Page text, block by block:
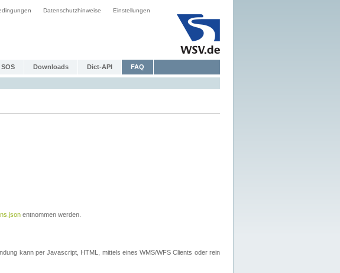
Datenschutzhinweise Einstellungen
SOS Downloads Dict-API FAQ
entnommen werden.
kann per Javascript, HTML, mittels eines WMS/WFS Clients oder rein